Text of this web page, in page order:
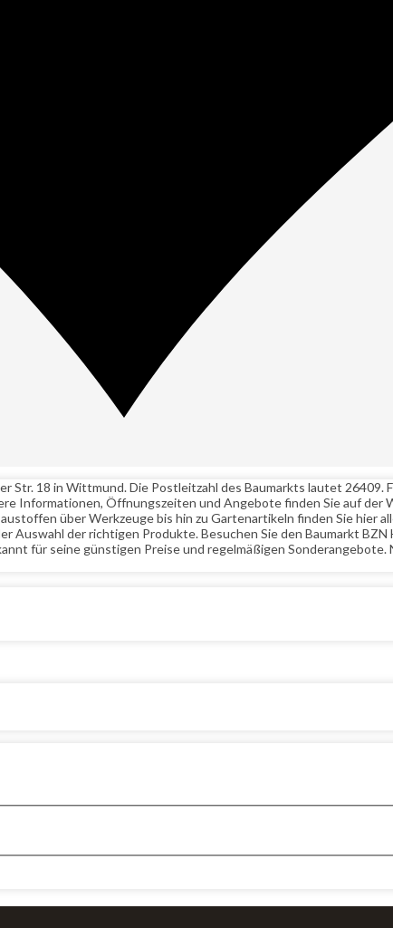
18 in Wittmund. Die Postleitzahl des Baumarkts lautet 26409.
Informationen, Öffnungszeiten und Angebote finden Sie auf
über Werkzeuge bis hin zu Gartenartikeln finden Sie hier
der richtigen Produkte. Besuchen Sie den Baumarkt
für seine günstigen Preise und regelmäßigen